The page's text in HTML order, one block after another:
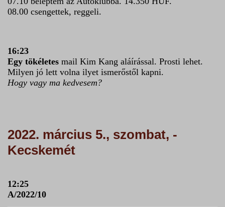
08.00 csengettek, reggeli.
16:23
Egy tökéletes mail Kim Kang aláírással. Prosti lehet.
Milyen jó lett volna ilyet ismerőstől kapni.
Hogy vagy ma kedvesem?
2022. március 5., szombat, -
Kecskemét
12:25
A/2022/10